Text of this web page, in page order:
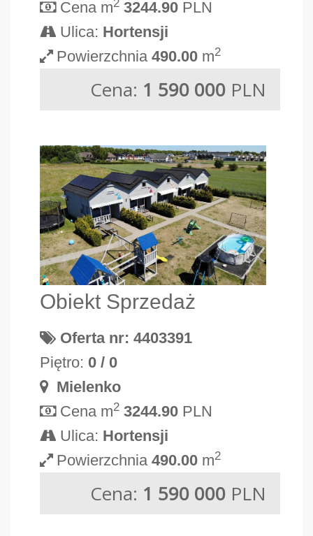
Cena m 3244.90 PLN
Ulica: Hortensji
Powierzchnia490.00 m2
Cena: 1 590 000 PLN
Obiekt Sprzedaż
Oferta nr: 4403391
Piętro: 0 / 0
Mielenko
Cena m2 3244.90 PLN
Ulica: Hortensji
Powierzchnia490.00 m2
Cena: 1 590 000 PLN